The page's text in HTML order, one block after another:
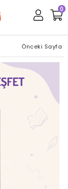
0
Önceki Sayfa